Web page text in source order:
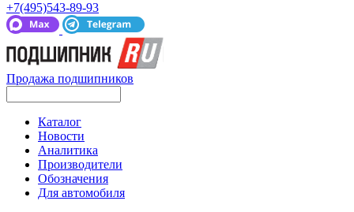
+7(495)543-89-93
Продажа подшипников
Каталог
Новости
Аналитика
Производители
Обозначения
Для автомобиля